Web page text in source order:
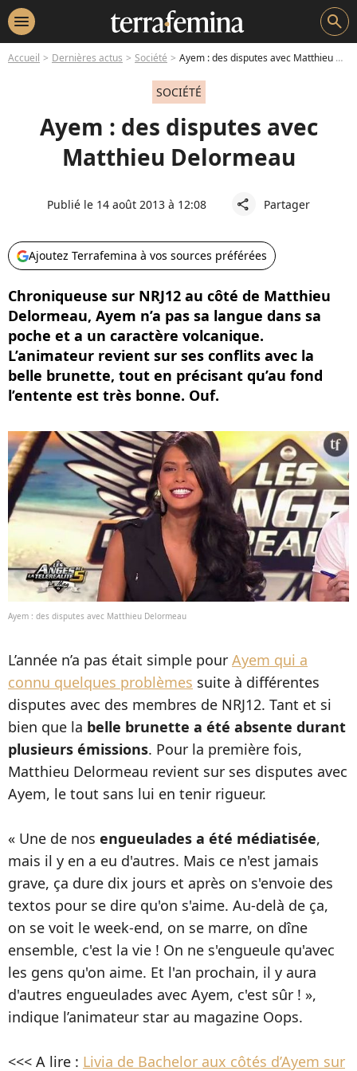
menu search
Accueil Dernières actus Société Ayem : des disputes avec Matthieu Delormeau
SOCIÉTÉ
Ayem : des disputes avec
Matthieu Delormeau
Publié le 14 août 2013 à 12:08 share Partager
Ajoutez Terrafemina à vos sources préférées
Chroniqueuse sur NRJ12 au côté de Matthieu
Delormeau, Ayem n’a pas sa langue dans sa
poche et a un caractère volcanique.
L’animateur revient sur ses conflits avec la
belle brunette, tout en précisant qu’au fond
l’entente est très bonne. Ouf.
Ayem : des disputes avec Matthieu Delormeau
L’année n’a pas était simple pour Ayem qui a
connu quelques problèmes suite à différentes
disputes avec des membres de NRJ12. Tant et si
bien que la belle brunette a été absente durant
plusieurs émissions. Pour la première fois,
Matthieu Delormeau revient sur ses disputes avec
Ayem, le tout sans lui en tenir rigueur.
« Une de nos engueulades a été médiatisée,
mais il y en a eu d'autres. Mais ce n'est jamais
grave, ça dure dix jours et après on s'envoie des
textos pour se dire qu'on s'aime. Au-delà de ça,
on se voit le week-end, on se marre, on dîne
ensemble, c'est la vie ! On ne s'engueule qu'avec
les gens qu'on aime. Et l'an prochain, il y aura
d'autres engueulades avec Ayem, c'est sûr ! »,
indique l’animateur star au magazine Oops.
<<< A lire : Livia de Bachelor aux côtés d’Ayem sur